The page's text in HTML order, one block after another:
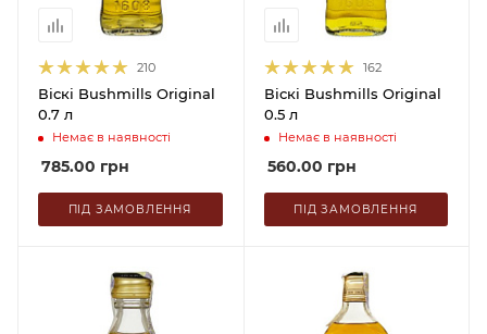
210
Віскі Bushmills Original
0.7 л
Немає в наявності
785.00 грн
ПІД ЗАМОВЛЕННЯ
162
Віскі Bushmills Original
0.5 л
Немає в наявності
560.00 грн
ПІД ЗАМОВЛЕННЯ